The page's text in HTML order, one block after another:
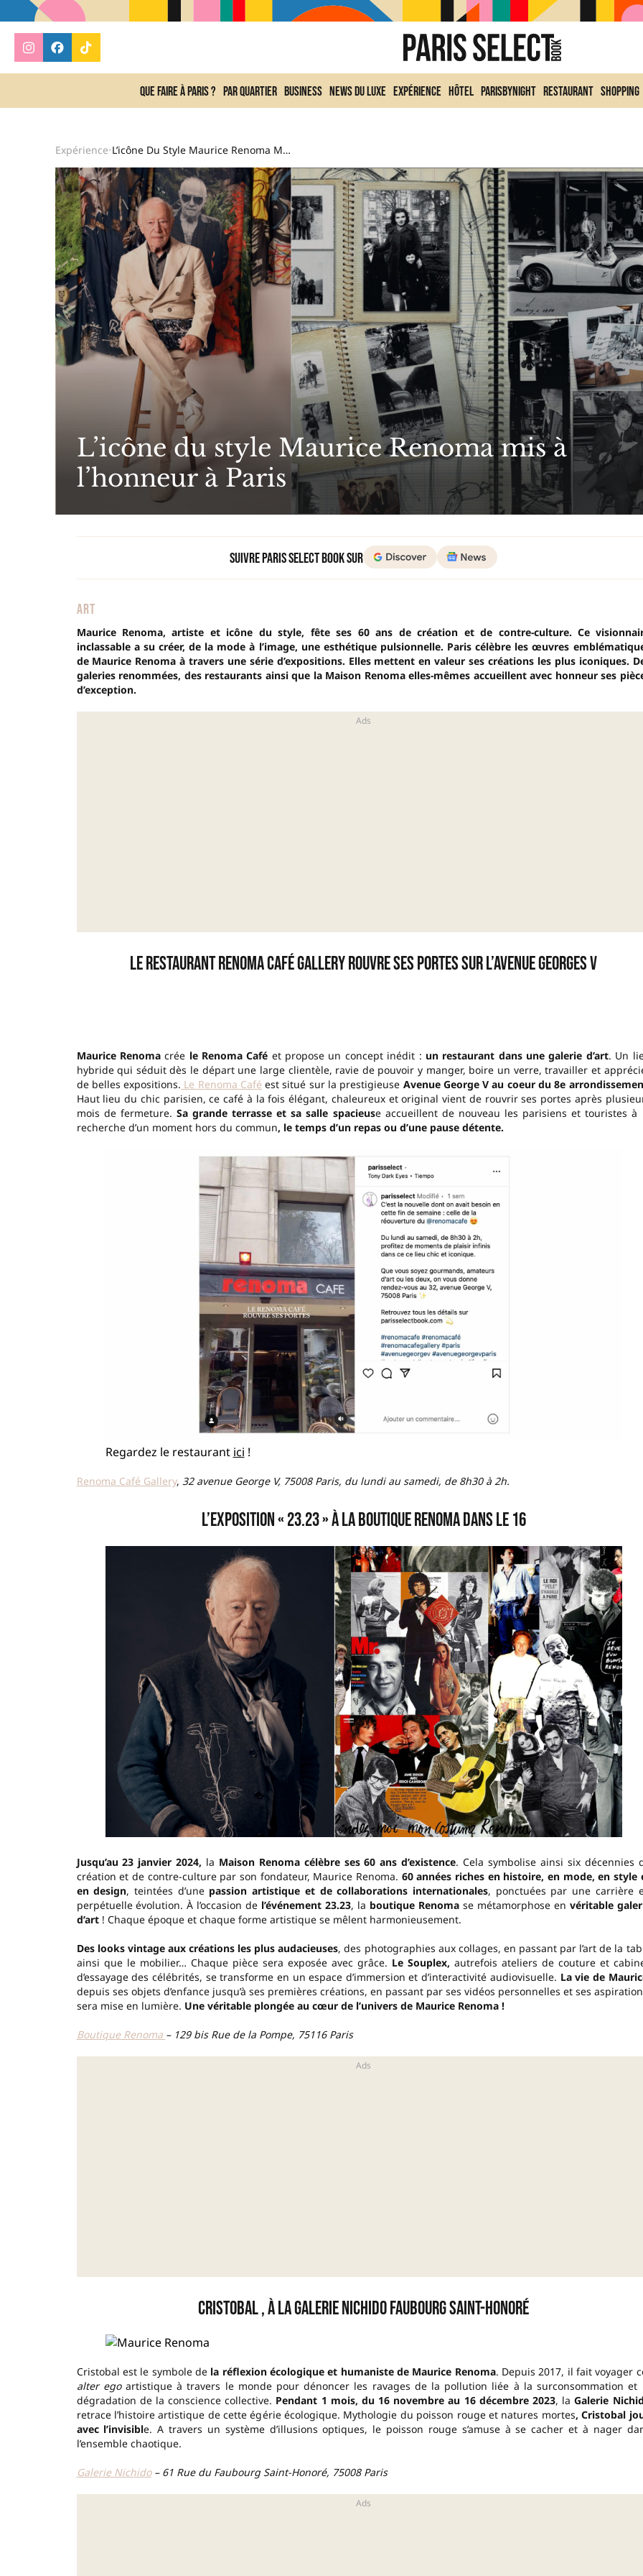
Que faire à Paris ? Par quartier Business News du Luxe Expérience Hôtel ParisByNight Restaurant Shopping
Expérience• L’icône Du Style Maurice Renoma Mis À L’honneur À Paris
L’icône du style Maurice Renoma mis à
l’honneur à Paris
Suivre Paris Select Book sur
ART
Maurice Renoma, artiste et icône du style, fête ses 60 ans de création et de contre-culture. Ce
inclassable a su créer, de la mode à l’image, une esthétique pulsionnelle. Paris célèbre les œuvres
de Maurice Renoma à travers une série d’expositions. Elles mettent en valeur ses créations les plus iconiques.
galeries renommées, des restaurants ainsi que la Maison Renoma elles-mêmes accueillent avec honneur ses
d’exception.
Le restaurant Renoma Café Gallery rouvre ses portes sur l’avenue Georges V
Maurice Renomacrée le Renoma Café et propose un concept inédit : un restaurant dans une galerie d’art. Un
hybride qui séduit dès le départ une large clientèle, ravie de pouvoir y manger, boire un verre, travailler et
de belles expositions. Le Renoma Café est situé sur la prestigieuse Avenue George V au coeur du 8e
Haut lieu du chic parisien, ce café à la fois élégant, chaleureux et original vient de rouvrir ses portes après
mois de fermeture. Sa grande terrasse et sa salle spacieuse accueillent de nouveau les parisiens et touristes à
recherche d’un moment hors du commun, le temps d’un repas ou d’une pause détente.
Regardez le restaurant ici !
Renoma Café Gallery, 32 avenue George V, 75008 Paris, du lundi au samedi, de 8h30 à 2h.
L’exposition « 23.23 » à la boutique Renoma dans le 16
Jusqu’au 23 janvier 2024, la Maison Renoma célèbre ses 60 ans d’existence. Cela symbolise ainsi six décennies
création et de contre-culture par son fondateur, Maurice Renoma. 60 années riches en histoire, en mode, en style
en design, teintées d’une passion artistique et de collaborations internationales, ponctuées par une carrière
perpétuelle évolution. À l’occasion de l’événement 23.23, la boutique Renomase métamorphose en véritable
d’art ! Chaque époque et chaque forme artistique se mêlent harmonieusement.
Des looks vintage aux créations les plus audacieuses, des photographies aux collages, en passant par l’art de la
ainsi que le mobilier… Chaque pièce sera exposée avec grâce. Le Souplex, autrefois ateliers de couture et
d’essayage des célébrités, se transforme en un espace d’immersion et d’interactivité audiovisuelle. La vie de
depuis ses objets d’enfance jusqu’à ses premières créations, en passant par ses vidéos personnelles et ses
sera mise en lumière. Une véritable plongée au cœur de l’univers de Maurice Renoma !
Boutique Renoma – 129 bis Rue de la Pompe, 75116 Paris
Cristobal , à la Galerie Nichido Faubourg Saint-Honoré
Cristobal est le symbole de la réflexion écologique et humaniste de Maurice Renoma. Depuis 2017, il fait voyager
alter ego artistique à travers le monde pour dénoncer les ravages de la pollution liée à la surconsommation et
dégradation de la conscience collective. Pendant 1 mois, du 16 novembre au 16 décembre 2023, la Galerie
retrace l’histoire artistique de cette égérie écologique. Mythologie du poisson rouge et natures mortes, Cristobal
avec l’invisible. A travers un système d’illusions optiques, le poisson rouge s’amuse à se cacher et à nager
l’ensemble chaotique.
Galerie Nichido– 61 Rue du Faubourg Saint-Honoré, 75008 Paris